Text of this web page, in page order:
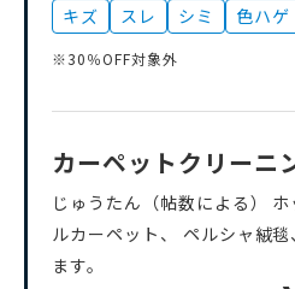
キズ
スレ シミ 色ハゲ
※30％OFF対象外
カーペットクリーニ
じゅうたん（帖数による）
ルカーペット、 ペルシャ絨
ます。